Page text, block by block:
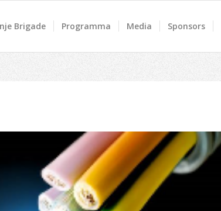
Brigade Programma Media Sponsors